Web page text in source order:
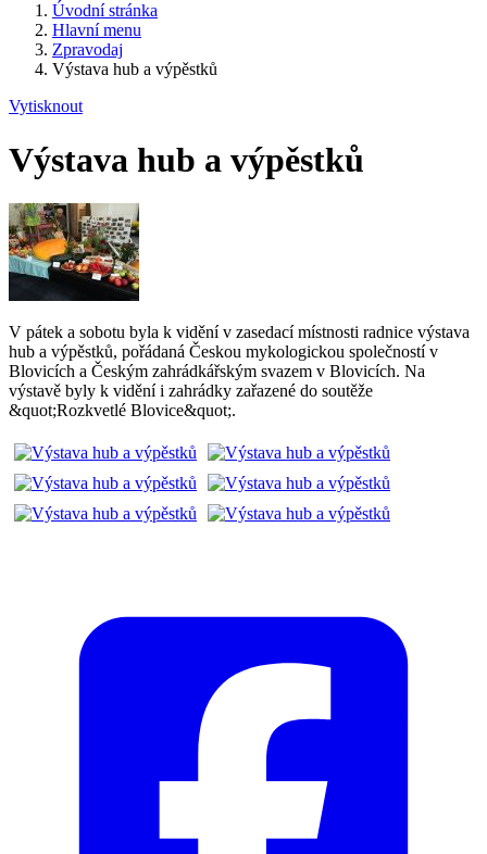
Úvodní stránka
Hlavní menu
Zpravodaj
Výstava hub a výpěstků
Vytisknout
Výstava hub a výpěstků
V pátek a sobotu byla k vidění v zasedací místnosti radnice výstava
hub a výpěstků, pořádaná Českou mykologickou společností v
Blovicích a Českým zahrádkářským svazem v Blovicích. Na
výstavě byly k vidění i zahrádky zařazené do soutěže
&quot;Rozkvetlé Blovice&quot;.